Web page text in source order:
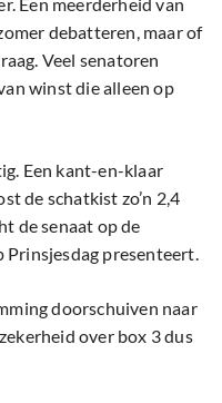
debatteren, maar of
Veel senatoren
winst die alleen op
Een kant-en-klaar
de schatkist zo’n 2,4
de senaat op de
Prinsjesdag presenteert.
doorschuiven naar
over box 3 dus